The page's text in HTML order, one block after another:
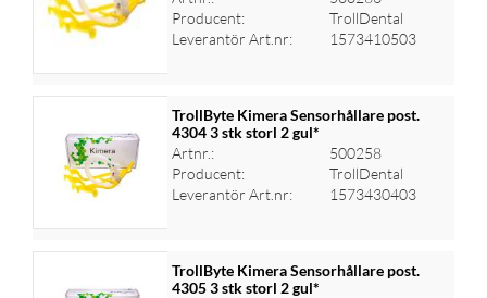
Logga in för priser
Producent:
TrollDental
Leverantör Art.nr:
1573410503
Logga in för priser
TrollByte Kimera Sensorhållare post.
4304 3 stk storl 2 gul*
Artnr.:
500258
Producent:
TrollDental
Leverantör Art.nr:
1573430403
TrollByte Kimera Sensorhållare post.
4305 3 stk storl 2 gul*